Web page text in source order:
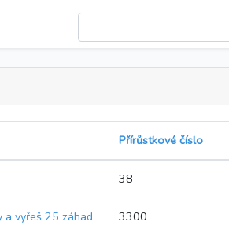
Přírůstkové číslo
38
a vyřeš 25 záhad
3300